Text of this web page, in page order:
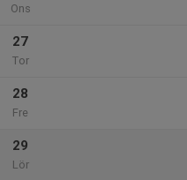
Ons
27
Tor
28
Fre
29
Lör